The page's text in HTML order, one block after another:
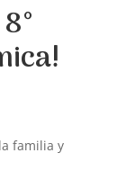
familia y